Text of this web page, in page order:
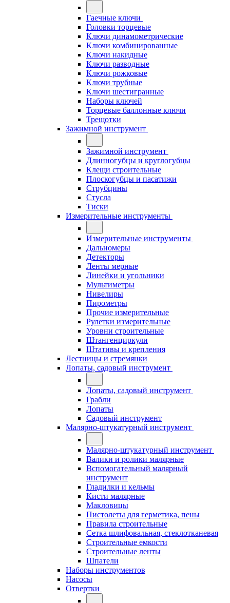
Гаечные ключи
Головки торцевые
Ключи динамометрические
Ключи комбинированные
Ключи накидные
Ключи разводные
Ключи рожковые
Ключи трубные
Ключи шестигранные
Наборы ключей
Торцевые баллонные ключи
Трещотки
Зажимной инструмент
Зажимной инструмент
Длинногубцы и круглогубцы
Клещи строительные
Плоскогубцы и пасатижи
Струбцины
Стусла
Тиски
Измерительные инструменты
Измерительные инструменты
Дальномеры
Детекторы
Ленты мерные
Линейки и угольники
Мультиметры
Нивелиры
Пирометры
Прочие измерительные
Рулетки измерительные
Уровни строительные
Штангенциркули
Штативы и крепления
Лестницы и стремянки
Лопаты, садовый инструмент
Лопаты, садовый инструмент
Грабли
Лопаты
Садовый инструмент
Малярно-штукатурный инструмент
Малярно-штукатурный инструмент
Валики и ролики малярные
Вспомогательный малярный
инструмент
Гладилки и кельмы
Кисти малярные
Макловицы
Пистолеты для герметика, пены
Правила строительные
Сетка шлифовальная, стеклотканевая
Строительные емкости
Строительные ленты
Шпатели
Наборы инструментов
Насосы
Отвертки